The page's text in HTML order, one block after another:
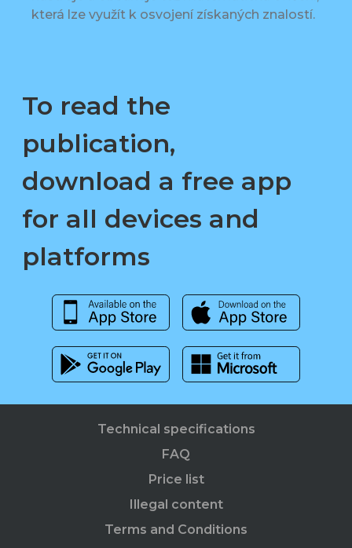
která lze využít k osvojení získaných znalostí.
To read the
publication,
download a free app
for all devices and
platforms
Technical specifications
FAQ
Price list
Illegal content
Terms and Conditions